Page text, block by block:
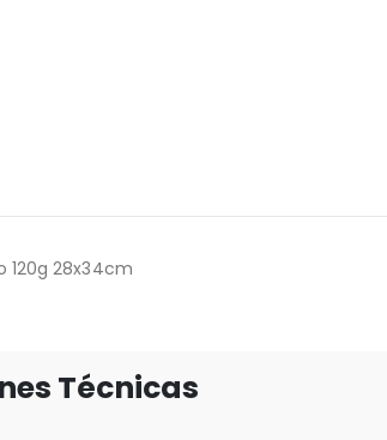
120g 28x34cm
Técnicas